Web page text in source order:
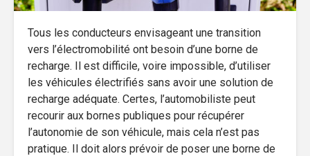
Tous les conducteurs envisageant une transition
vers l’électromobilité ont besoin d’une borne de
recharge. Il est difficile, voire impossible, d’utiliser
les véhicules électrifiés sans avoir une solution de
recharge adéquate. Certes, l’automobiliste peut
recourir aux bornes publiques pour récupérer
l’autonomie de son véhicule, mais cela n’est pas
pratique. Il doit alors prévoir de poser une borne de